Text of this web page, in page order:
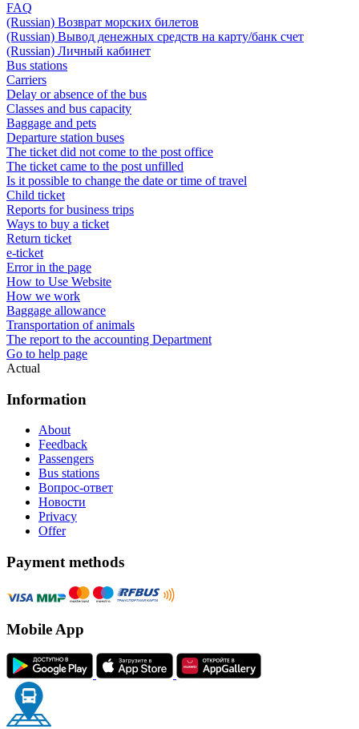
FAQ
(Russian) Возврат морских билетов
(Russian) Вывод денежных средств на карту/банк счет
(Russian) Личный кабинет
Bus stations
Carriers
Delay or absence of the bus
Classes and bus capacity
Baggage and pets
Departure station buses
The ticket did not come to the post office
The ticket came to the post unfilled
Is it possible to change the date or time of travel
Child ticket
Reports for business trips
Ways to buy a ticket
Return ticket
e-ticket
Error in the page
How to Use Website
How we work
Baggage allowance
Transportation of animals
The report to the accounting Department
Go to help page
Actual
Information
About
Feedback
Passengers
Bus stations
Вопрос-ответ
Новости
Privacy
Offer
Payment methods
Mobile App